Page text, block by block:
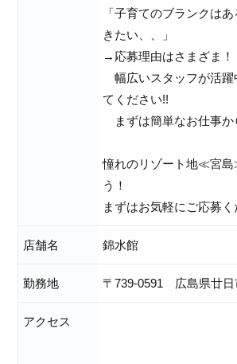
「子育てのブランクは
きたい、、」
→応募理由はさまざま！
幅広いスタッフが活躍
てください!!
まずは簡単なお仕事か
憧れのリゾート地≪宮
う！
まずはお気軽にご応募く
店舗名 錦水館
勤務地 〒739-0591 広島県廿日
アクセス